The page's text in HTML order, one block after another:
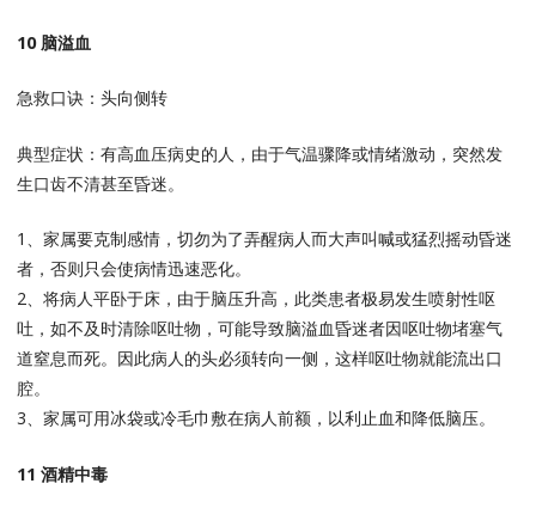
10 脑溢血
急救口诀：头向侧转
典型症状：有高血压病史的人，由于气温骤降或情绪激动，突然发
生口齿不清甚至昏迷。
1、家属要克制感情，切勿为了弄醒病人而大声叫喊或猛烈摇动昏迷
者，否则只会使病情迅速恶化。
2、将病人平卧于床，由于脑压升高，此类患者极易发生喷射性呕
吐，如不及时清除呕吐物，可能导致脑溢血昏迷者因呕吐物堵塞气
道窒息而死。因此病人的头必须转向一侧，这样呕吐物就能流出口
腔。
3、家属可用冰袋或冷毛巾敷在病人前额，以利止血和降低脑压。
11 酒精中毒